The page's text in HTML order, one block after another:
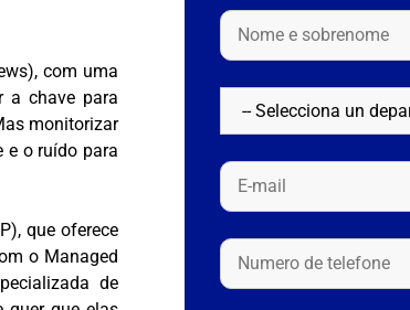
com uma
a chave para
monitorizar
e o ruído para
que oferece
o Managed
de